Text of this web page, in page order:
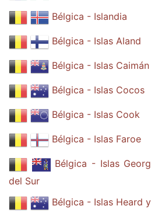
Bélgica - Islandia
Bélgica - Islas Aland
Bélgica - Islas Caimán
Bélgica - Islas Cocos
Bélgica - Islas Cook
Bélgica - Islas Faroe
Bélgica - Islas
del Sur
Bélgica - Islas Heard